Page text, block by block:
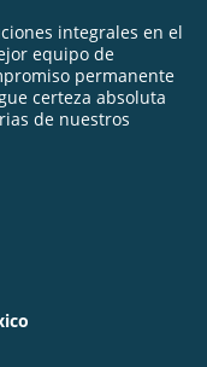
integrales en el
equipo de
permanente
certeza absoluta
de nuestros